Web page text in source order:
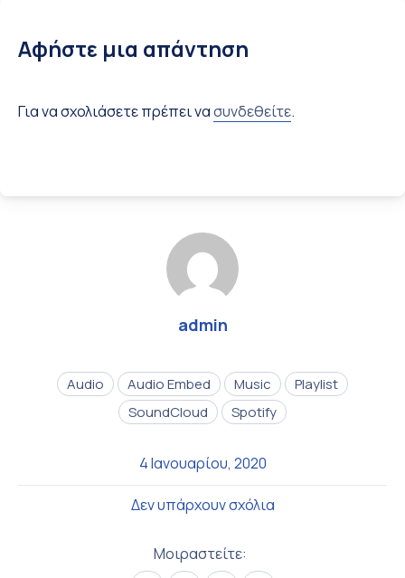
Αφήστε μια απάντηση
Για να σχολιάσετε πρέπει νασυνδεθείτε.
admin
Audio Audio Embed Music
Playlist
SoundCloud
Spotify
4 Ιανουαρίου, 2020
Δεν υπάρχουν σχόλιαστο Seven Things
Μοιραστείτε: